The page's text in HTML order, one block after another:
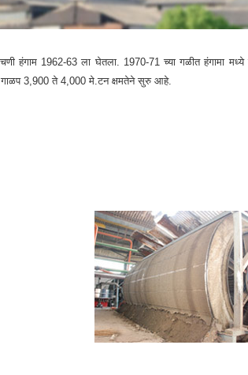
हंगाम 1962-63 ला घेतला. 1970-71 च्या गळीत हंगामा मध्ये
गाळप 3,900 ते 4,000 मे.टन क्षमतेने सुरु आहे.